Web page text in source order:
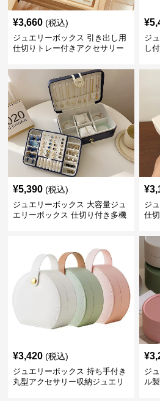
¥3,660 (税込)
ジュエリーボックス 引き出し用
仕切りトレー付きアクセサリー
¥
ジ
し
¥5,390 (税込)
ジュエリーボックス 大容量ジュ
エリーボックス 仕切り付き多機
¥
ジ
仕
¥3,420 (税込)
ジュエリーボックス 持ち手付き
丸型アクセサリー収納ジュエリ
¥
ジ
ル